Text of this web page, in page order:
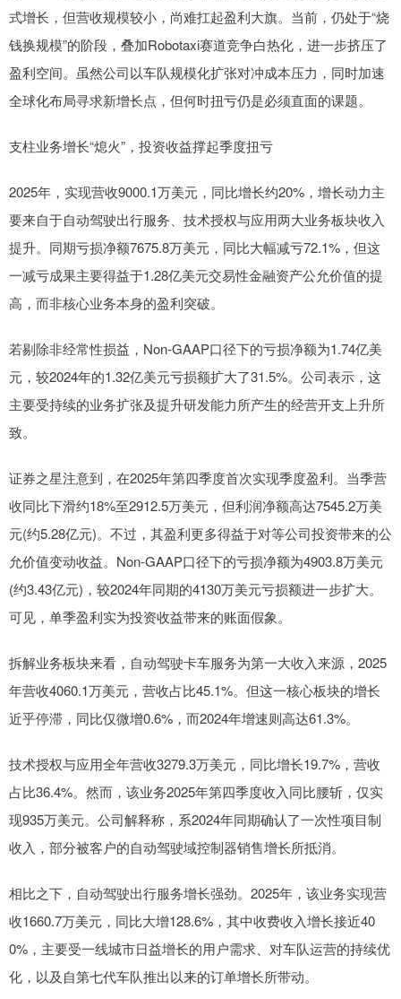
式增长，但营收规模较小，尚难扛起盈利大旗。当前，仍处于“烧
钱换规模”的阶段，叠加Robotaxi赛道竞争白热化，进一步挤压了
盈利空间。虽然公司以车队规模化扩张对冲成本压力，同时加速
全球化布局寻求新增长点，但何时扭亏仍是必须直面的课题。
支柱业务增长“熄火”，投资收益撑起季度扭亏
2025年，实现营收9000.1万美元，同比增长约20%，增长动力主
要来自于自动驾驶出行服务、技术授权与应用两大业务板块收入
提升。同期亏损净额7675.8万美元，同比大幅减亏72.1%，但这
一减亏成果主要得益于1.28亿美元交易性金融资产公允价值的提
高，而非核心业务本身的盈利突破。
若剔除非经常性损益，Non-GAAP口径下的亏损净额为1.74亿美
元，较2024年的1.32亿美元亏损额扩大了31.5%。公司表示，这
主要受持续的业务扩张及提升研发能力所产生的经营开支上升所
致。
证券之星注意到，在2025年第四季度首次实现季度盈利。当季营
收同比下滑约18%至2912.5万美元，但利润净额高达7545.2万美
元(约5.28亿元)。不过，其盈利更多得益于对等公司投资带来的公
允价值变动收益。Non-GAAP口径下的亏损净额为4903.8万美元
(约3.43亿元)，较2024年同期的4130万美元亏损额进一步扩大。
可见，单季盈利实为投资收益带来的账面假象。
拆解业务板块来看，自动驾驶卡车服务为第一大收入来源，2025
年营收4060.1万美元，营收占比45.1%。但这一核心板块的增长
近乎停滞，同比仅微增0.6%，而2024年增速则高达61.3%。
技术授权与应用全年营收3279.3万美元，同比增长19.7%，营收
占比36.4%。然而，该业务2025年第四季度收入同比腰斩，仅实
现935万美元。公司解释称，系2024年同期确认了一次性项目制
收入，部分被客户的自动驾驶域控制器销售增长所抵消。
相比之下，自动驾驶出行服务增长强劲。2025年，该业务实现营
收1660.7万美元，同比大增128.6%，其中收费收入增长接近40
0%，主要受一线城市日益增长的用户需求、对车队运营的持续优
化，以及自第七代车队推出以来的订单增长所带动。